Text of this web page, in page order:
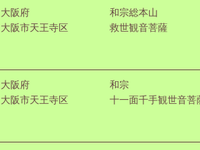
大阪府
大阪市天王寺区
和宗総本山
救世観音菩薩
大阪府
大阪市天王寺区
和宗
十一面千手観世音菩